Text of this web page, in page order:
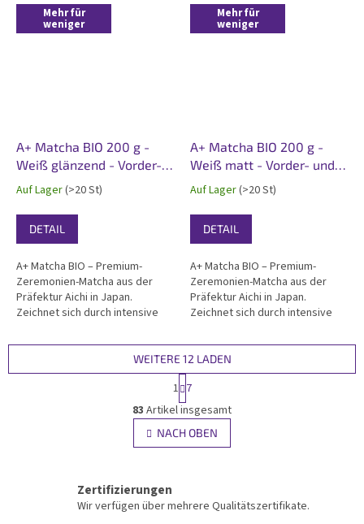
und außergewöhnliche
Cremigkeit aus. Zertifiziert Bio,
grüne Farbe aus. Perfekter
Einstieg in die
Mehr für
weniger
A+ Matcha BIO 200 g -
Weiß glänzend - Vorder-
und Rücketikett
Auf Lager(>20 St)
DETAIL
A+ Matcha BIO – Premium-
Zeremonien-Matcha aus der
Präfektur Aichi in Japan.
Zeichnet sich durch intensive
und außergewöhnliche
Cremigkeit aus. Zertifiziert Bio,
koscher, ideal für großartiger
Mehr für
weniger
A+ Matcha BIO 200 g -
Weiß matt - Vorder- und
Rücketikett
Auf Lager(>20 St)
DETAIL
A+ Matcha BIO – Premium-
Zeremonien-Matcha aus der
Präfektur Aichi in Japan.
Zeichnet sich durch intensive
und außergewöhnliche
Cremigkeit aus. Zertifiziert Bio,
koscher, ideal für großartiger
Trink-Matcha. Verpackt im...
S
t
e
u
l
WEITERE 12 LADEN
a
g
i
n
i
n
1 7
83 Artikel insgesamt
NACH OBEN
Zertifizierungen
Wir verfügen über mehrere Qualitätszertifikate.